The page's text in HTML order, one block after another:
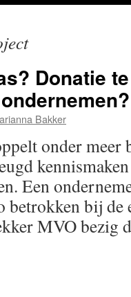
Donatie
Bakker
onder meer
Een
betrokken bij de
MVO